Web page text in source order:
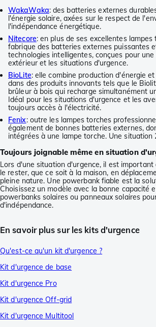
WakaWaka: des batteries externes
l'énergie solaire, axées sur le respect de
l'indépendance énergétique.
Nitecore: en plus de ses excellentes lampes
fabrique des batteries externes puissantes
technologies intelligentes, conçues pour
extérieur et les situations d'urgence.
BioLite: elle combine production d'énergie
dans des produits innovants tels que le
brûleur à bois qui recharge simultanément
Idéal pour les situations d'urgence et les
toujours accès à l'électricité.
Fenix: outre les lampes torches
également de bonnes batteries externes,
intégrées à une lampe torche. Une
Toujours joignable même en situation
Lors d'une situation d'urgence, il est
le rester, que ce soit à la maison, en
pleine nature. Une powerbank fiable est la
Choisissez un modèle avec la bonne capacité
powerbanks solaires ou panneaux solaires
d'indépendance.
En savoir plus sur les kits d'urgence
Qu'est-ce qu'un kit d'urgence ?
Kit d'urgence de base
Kit d'urgence Pro
Kit d'urgence Off-grid
Kit d'urgence Multitool